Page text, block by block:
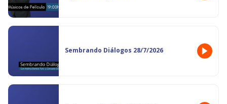
Sembrando Diálogos 28/7/2026